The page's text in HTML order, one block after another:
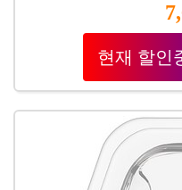
현재 할인